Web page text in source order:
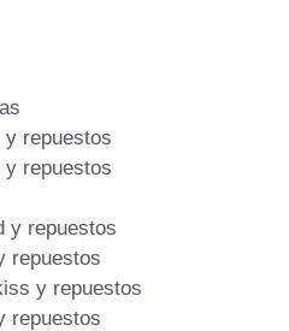
y repuestos
y repuestos
y repuestos
repuestos
y repuestos
repuestos